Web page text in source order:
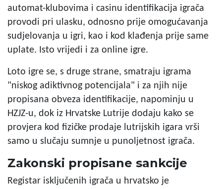
automat-klubovima i casinu identifikacija igrača
provodi pri ulasku, odnosno prije omogućavanja
sudjelovanja u igri, kao i kod klađenja prije same
uplate. Isto vrijedi i za online igre.
Loto igre se, s druge strane, smatraju igrama
"niskog adiktivnog potencijala" i za njih nije
propisana obveza identifikacije, napominju u
HZJZ-u, dok iz Hrvatske Lutrije dodaju kako se
provjera kod fizičke prodaje lutrijskih igara vrši
samo u slučaju sumnje u punoljetnost igrača.
Zakonski propisane sankcije
Registar isključenih igrača u hrvatsko je